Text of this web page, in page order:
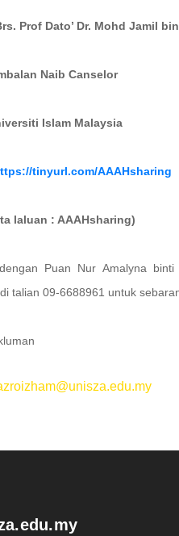
Prof Dato’ Dr. Mohd Jamil
Canselor
Malaysia
tinyurl.com/AAAHsharing
: AAAHsharing)
Puan Nur Amalyna binti
talian 09-6688961 untuk